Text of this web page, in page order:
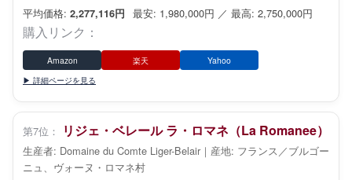
平均価格: 2,277,116円 最安: 1,980,000円 ／ 最高: 2,750,000円
購入リンク：
Amazon 楽天
Yahoo
▶ 詳細ページを見る
第7位： リジェ・ベレール ラ・ロマネ（La Romanee）
生産者: Domaine du Comte Liger-Belair｜産地: フランス／ブルゴー
ニュ、ヴォーヌ・ロマネ村